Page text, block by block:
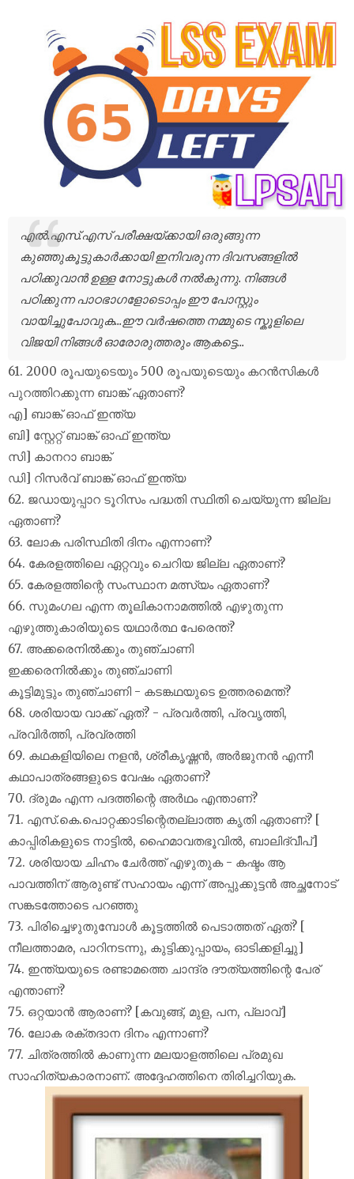
എൽ.എസ്.എസ് പരീക്ഷയ്ക്കായി ഒരുങ്ങുന്ന
കുഞ്ഞുകൂട്ടുകാർക്കായി ഇനിവരുന്ന ദിവസങ്ങളിൽ
പഠിക്കുവാൻ ഉള്ള നോട്ടുകൾ നൽകുന്നു. നിങ്ങൾ
പഠിക്കുന്ന പാഠഭാഗളോടൊപ്പം ഈ പോസ്റ്റും
വായിച്ചുപോവുക...ഈ വർഷത്തെ നമ്മുടെ സ്കൂളിലെ
വിജയി നിങ്ങൾ ഓരോരുത്തരും ആകട്ടെ...
61. 2000 രൂപയുടെയും 500 രൂപയുടെയും കറൻസികൾ
പുറത്തിറക്കുന്ന ബാങ്ക് ഏതാണ്?
എ] ബാങ്ക് ഓഫ് ഇന്ത്യ
ബി] സ്റ്റേറ്റ് ബാങ്ക് ഓഫ് ഇന്ത്യ
സി] കാനറാ ബാങ്ക്
ഡി] റിസർവ് ബാങ്ക് ഓഫ് ഇന്ത്യ
62. ജഡായുപ്പാറ ടൂറിസം പദ്ധതി സ്ഥിതി ചെയ്യുന്ന ജില്ല
ഏതാണ്?
63. ലോക പരിസ്ഥിതി ദിനം എന്നാണ്?
64. കേരളത്തിലെ ഏറ്റവും ചെറിയ ജില്ല ഏതാണ്?
65. കേരളത്തിന്റെ സംസ്ഥാന മത്സ്യം ഏതാണ്?
66. സുമംഗല എന്ന തൂലികാനാമത്തിൽ എഴുതുന്ന
എഴുത്തുകാരിയുടെ യഥാർത്ഥ പേരെന്ത്?
67. അക്കരെനിൽക്കും തുഞ്ചാണി
ഇക്കരെനിൽക്കും തുഞ്ചാണി
കൂട്ടിമുട്ടും തുഞ്ചാണി - കടങ്കഥയുടെ ഉത്തരമെന്ത്?
68. ശരിയായ വാക്ക് ഏത്? - പ്രവർത്തി, പ്രവൃത്തി,
പ്രവിർത്തി, പ്രവ്രത്തി
69. കഥകളിയിലെ നളൻ, ശ്രീകൃഷ്ണൻ, അർജുനൻ എന്നീ
കഥാപാത്രങ്ങളുടെ വേഷം ഏതാണ്?
70. ദ്രുമം എന്ന പദത്തിന്റെ അർഥം എന്താണ്?
71. എസ്.കെ.പൊറ്റക്കാടിന്റെതല്ലാത്ത കൃതി ഏതാണ്? [
കാപ്പിരികളുടെ നാട്ടിൽ, ഹൈമാവതഭൂവിൽ, ബാലിദ്വീപ്]
72. ശരിയായ ചിഹ്നം ചേർത്ത് എഴുതുക - കഷ്ടം ആ
പാവത്തിന് ആരുണ്ട് സഹായം എന്ന് അപ്പുക്കുട്ടൻ അച്ഛനോട്
സങ്കടത്തോടെ പറഞ്ഞു
73. പിരിച്ചെഴുതുമ്പോൾ കൂട്ടത്തിൽ പെടാത്തത് ഏത്? [
നീലത്താമര, പാറിനടന്നു, കുട്ടിക്കുപ്പായം, ഓടിക്കളിച്ചു]
74. ഇന്ത്യയുടെ രണ്ടാമത്തെ ചാന്ദ്ര ദൗത്യത്തിന്റെ പേര്
എന്താണ്?
75. ഒറ്റയാൻ ആരാണ്? [കവുങ്ങ്, മുള, പന, പ്ലാവ്]
76. ലോക രക്തദാന ദിനം എന്നാണ്?
77. ചിത്രത്തിൽ കാണുന്ന മലയാളത്തിലെ പ്രമുഖ
സാഹിത്യകാരനാണ്. അദ്ദേഹത്തിനെ തിരിച്ചറിയുക.